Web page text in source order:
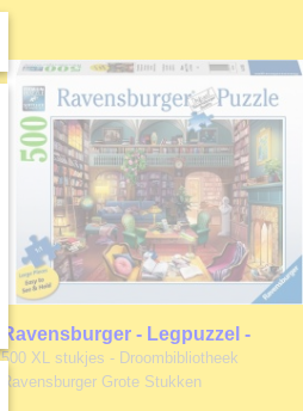
Ravensburger - Legpuzzel -
Droombibliotheek - 500 XL stukjes
500 XL stukjes - Droombibliotheek
Ravensburger Grote Stukken